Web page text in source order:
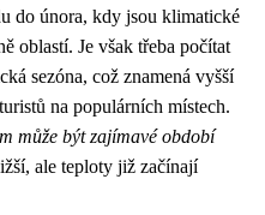
do února, kdy jsou klimatické
oblastí. Je však třeba počítat
sezóna, což znamená vyšší
na populárních místech.
může být zajímavé období
ale teploty již začínají